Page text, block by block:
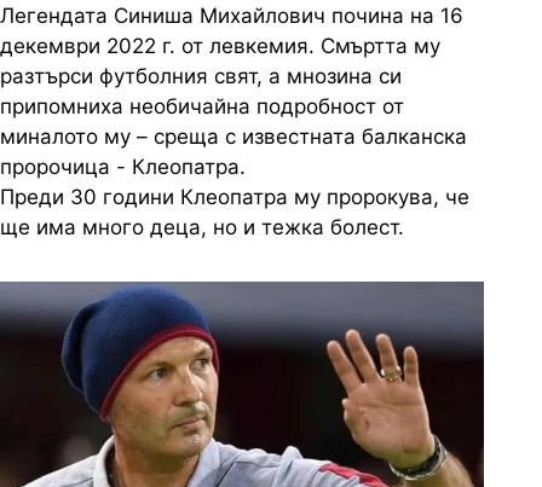
Легендата Синиша Михайлович почина на 16
декември 2022 г. от левкемия. Смъртта му
разтърси футболния свят, а мнозина си
припомниха необичайна подробност от
миналото му – среща с известната балканска
пророчица - Клеопатра.
Преди 30 години Клеопатра му пророкува, че
ще има много деца, но и тежка болест.